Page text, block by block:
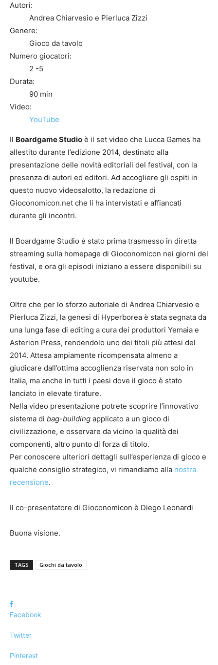
Autori:
Andrea Chiarvesio e Pierluca Zizzi
Genere:
Gioco da tavolo
Numero giocatori:
2 -5
Durata:
90 min
Video:
YouTube
Il Boardgame Studio è il set video che Lucca Games ha
allestito durante l’edizione 2014, destinato alla
presentazione delle novità editoriali del festival, con la
presenza di autori ed editori. Ad accogliere gli ospiti in
questo nuovo videosalotto, la redazione di
Gioconomicon.net che li ha intervistati e affiancati
durante gli incontri.
ll Boardgame Studio è stato prima trasmesso in diretta
streaming sulla homepage di Gioconomicon nei giorni del
festival, e ora gli episodi iniziano a essere disponibili su
youtube.
Oltre che per lo sforzo autoriale di Andrea Chiarvesio e
Pierluca Zizzi, la genesi di Hyperborea è stata segnata da
una lunga fase di editing a cura dei produttori Yemaia e
Asterion Press, rendendolo uno dei titoli più attesi del
2014. Attesa ampiamente ricompensata almeno a
giudicare dall’ottima accoglienza riservata non solo in
Italia, ma anche in tutti i paesi dove il gioco è stato
lanciato in elevate tirature.
Nella video presentazione potrete scoprire l’innovativo
sistema di bag-building applicato a un gioco di
civilizzazione, e osservare da vicino la qualità dei
componenti, altro punto di forza di titolo.
Per conoscere ulteriori dettagli sull’esperienza di gioco e
qualche consiglio strategico, vi rimandiamo alla nostra
recensione.
Il co-presentatore di Gioconomicon è Diego Leonardi
Buona visione.
TAGS Giochi da tavolo
Facebook
Twitter
Pinterest